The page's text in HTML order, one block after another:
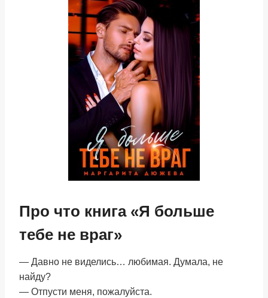
Про что книга «Я больше
тебе не враг»
— Давно не виделись… любимая. Думала, не
найду?
— Отпусти меня, пожалуйста.